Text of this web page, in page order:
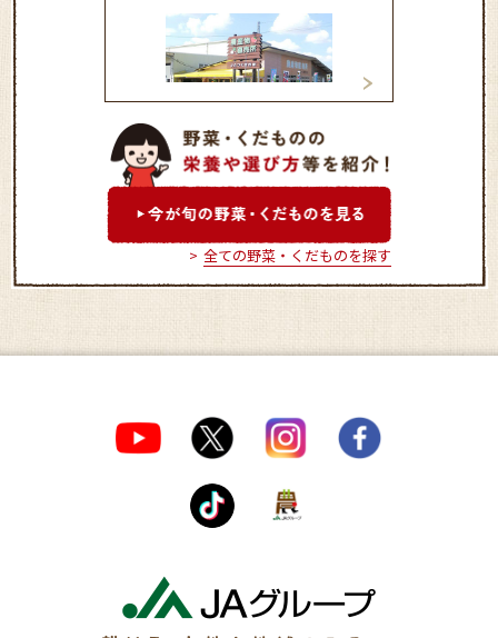
ＪＡつくば市 桜農産物直
売所
ＪＡつくば市
直売所
全ての野菜・くだものを探す